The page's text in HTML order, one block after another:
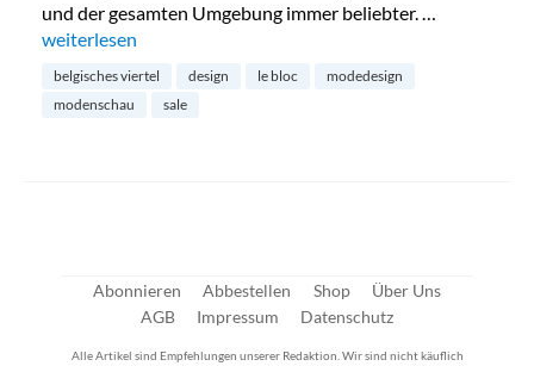
und der gesamten Umgebung immer beliebter. …
„Le bloc im Belgischen Viertel“
weiterlesen
belgisches viertel design le bloc
modedesign
modenschau
sale
Abonnieren Abbestellen Shop
Über Uns
AGB
Impressum Datenschutz
Alle Artikel sind Empfehlungen unserer Redaktion. Wir sind nicht käuflich